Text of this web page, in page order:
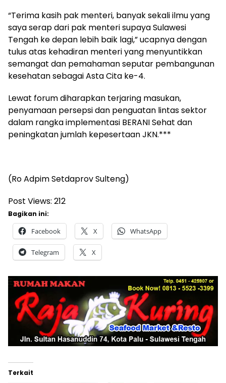
“Terima kasih pak menteri, banyak sekali ilmu yang
saya serap dari pak menteri supaya Sulawesi
Tengah ke depan lebih baik lagi,” ucapnya dengan
tulus atas kehadiran menteri yang menyuntikkan
semangat dan pemahaman seputar pembangunan
kesehatan sebagai Asta Cita ke-4.
Lewat forum diharapkan terjaring masukan,
penyamaan persepsi dan penguatan lintas sektor
dalam rangka implementasi BERANI Sehat dan
peningkatan jumlah kepesertaan JKN.***
(Ro Adpim Setdaprov Sulteng)
Post Views: 212
Bagikan ini:
Facebook X WhatsApp
Telegram X
Terkait